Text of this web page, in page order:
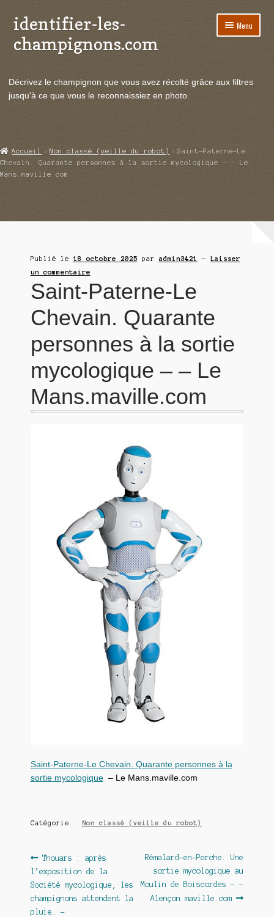
Aller
à
la
Aller
au
contenu
identifier-les-
champignons.com
Menu
le
Actualités
menu
enfant
Echanges et contacts
Ouvrir
le
Mycologie
Décrivez le champignon que vous avez récolté grâce aux filtres
jusqu'à ce que vous le reconnaissiez en photo.
Accueil Non classé (veille du robot)
Saint-Paterne-Le
Chevain. Quarante personnes à la sortie mycologique – – Le
Mans.maville.com
Publié le 18 octobre 2025 paradmin3421 — Laisser
un commentaire
Saint-Paterne-Le
Chevain. Quarante
personnes à la sortie
mycologique – – Le
Mans.maville.com
Saint-Paterne-Le Chevain. Quarante personnes à la
sortie mycologique– Le Mans.maville.com
Catégorie : Non classé (veille du robot)
Navigation
de
l’article
Article
précédent :
Thouars : après
l’exposition de la
Société mycologique, les
champignons attendent la
pluie… –
Article
suivant :
Rémalard-en-Perche. Une
sortie mycologique au
Moulin de Boiscordes – –
Alençon.maville.com